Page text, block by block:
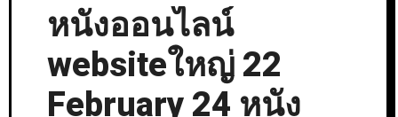
หนังออนไลน์
websiteใหญ่ 22
February 24 หนัง